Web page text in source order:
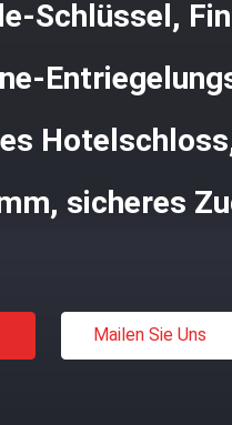
Schlüssel,
sicheres
Mailen Sie Uns